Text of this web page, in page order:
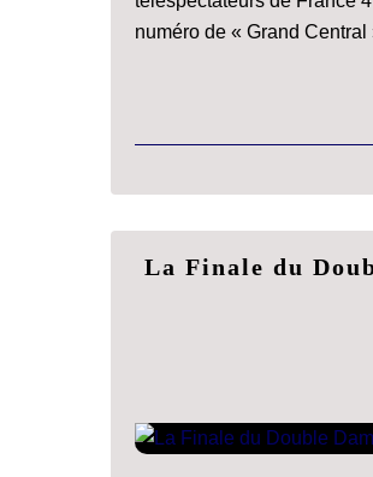
numéro de « Grand
La Finale du